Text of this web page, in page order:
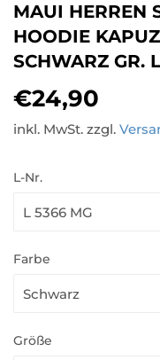
MAUI HERREN
HOODIE
SCHWARZ GR.
€24,90
inkl. MwSt. zzgl.
L-Nr.
Farbe
Größe